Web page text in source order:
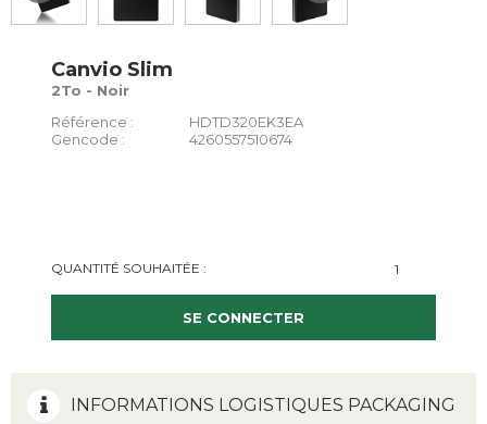
Canvio Slim
2To - Noir
Référence :
HDTD320EK3EA
Gencode :
4260557510674
QUANTITÉ SOUHAITÉE :
SE CONNECTER
INFORMATIONS LOGISTIQUES PACKAGING